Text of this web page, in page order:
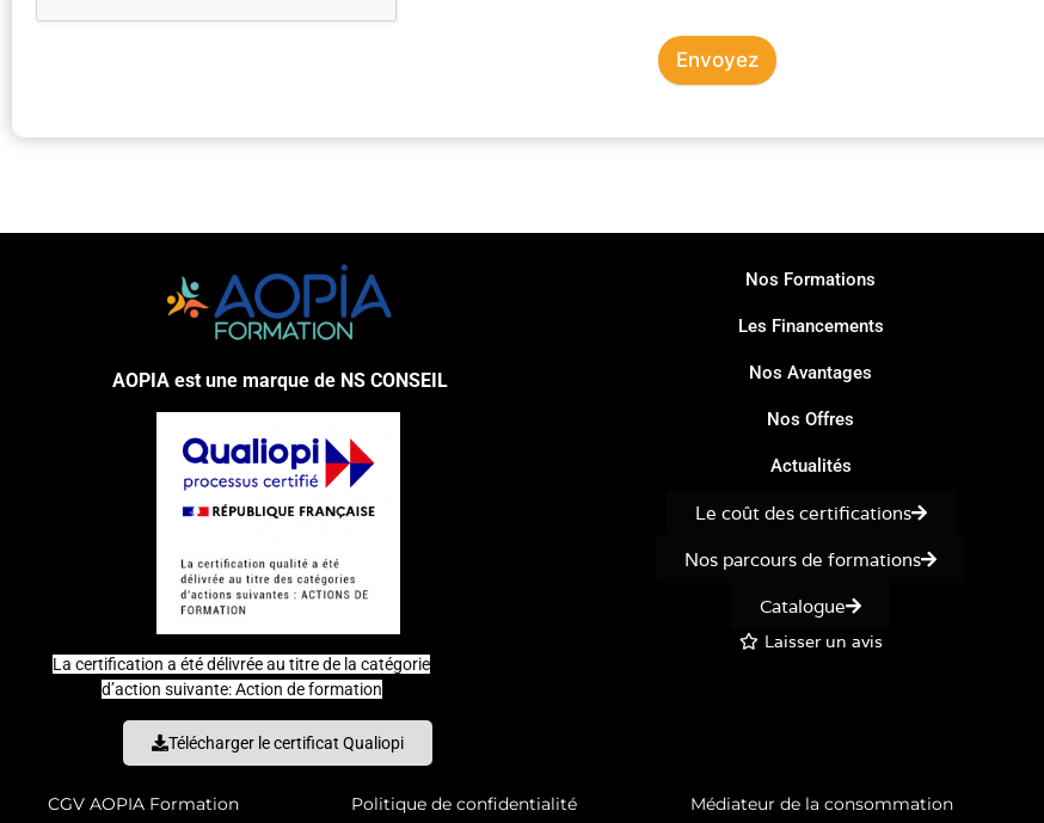
Envoyez
AOPIA est une marque de NS CONSEIL
La certification a été délivrée au titre de la catégorie
d’action suivante: Action de formation
Télécharger le certificat Qualiopi
Nos Formations
Les Financements
Nos Avantages
Nos Offres
Actualités
Le coût des certifications
Nos parcours de formations
Catalogue
Laisser un avis
CGV AOPIA Formation Politique de confidentialité Médiateur de la consommation